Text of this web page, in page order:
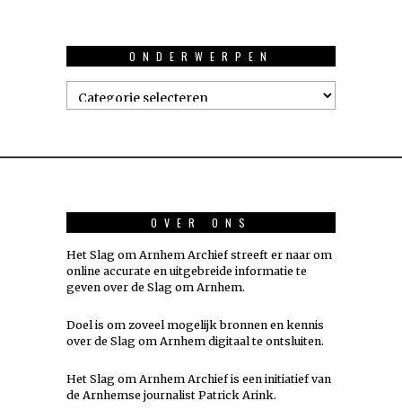
ONDERWERPEN
Onderwerpen
OVER ONS
Het Slag om Arnhem Archief streeft er naar om
online accurate en uitgebreide informatie te
geven over de Slag om Arnhem.
Doel is om zoveel mogelijkbronnen en kennis
over de Slag om Arnhem digitaal te ontsluiten.
Het Slag om Arnhem Archief is een initiatief van
de Arnhemse journalist Patrick Arink.